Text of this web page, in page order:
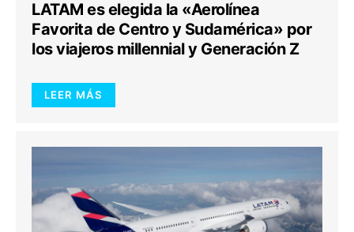
LATAM es elegida la «Aerolínea
Favorita de Centro y Sudamérica» por
los viajeros millennial y Generación Z
LEER MÁS